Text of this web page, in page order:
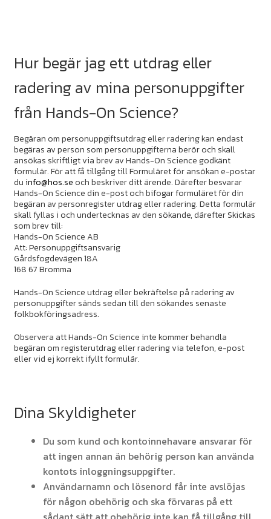
Hur begär jag ett utdrag eller
radering av mina personuppgifter
från Hands-On Science?
Begäran om personuppgiftsutdrag eller radering kan endast
begäras av person som personuppgifterna berör och skall
ansökas skriftligt via brev av Hands-On Science godkänt
formulär. För att få tillgång till Formuläret för ansökan e-postar
du info@hos.seoch beskriver ditt ärende. Därefter besvarar
Hands-On Science din e-post och bifogar formuläret för din
begäran av personregister utdrag eller radering. Detta formulär
skall fyllas i och undertecknas av den sökande, därefter Skickas
som brev till:
Hands-On Science AB
Att: Personuppgiftsansvarig
Gårdsfogdevägen 18A
168 67 Bromma
Hands-On Science utdrag eller bekräftelse på radering av
personuppgifter sänds sedan till den sökandes senaste
folkbokföringsadress.
Observera att Hands-On Science inte kommer behandla
begäran om registerutdrag eller radering via telefon, e-post
eller vid ej korrekt ifyllt formulär.
Dina Skyldigheter
Du som kund och kontoinnehavare ansvarar för
att ingen annan än behörig person kan använda
kontots inloggningsuppgifter.
Användarnamn och lösenord får inte avslöjas
för någon obehörig och ska förvaras på ett